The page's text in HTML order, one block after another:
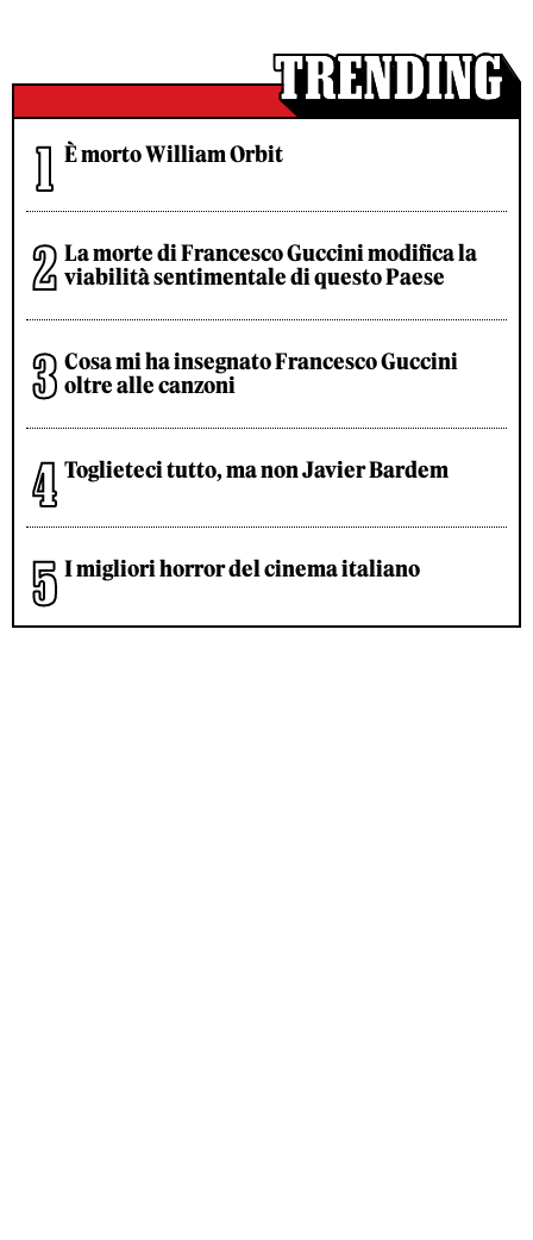
È morto William Orbit
La morte di Francesco Guccini modifica la
viabilità sentimentale di questo Paese
Cosa mi ha insegnato Francesco Guccini
oltre alle canzoni
Toglieteci tutto, ma non Javier Bardem
I migliori horror del cinema italiano